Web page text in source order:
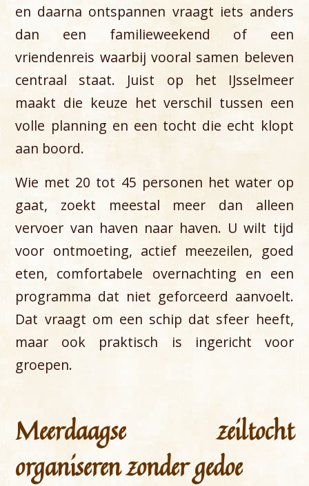
en daarna ontspannen vraagt iets anders
dan een familieweekend of een
vriendenreis waarbij vooral samen beleven
centraal staat. Juist op het IJsselmeer
maakt die keuze het verschil tussen een
volle planning en een tocht die echt klopt
aan boord.
Wie met 20 tot 45 personen het water op
gaat, zoekt meestal meer dan alleen
vervoer van haven naar haven. U wilt tijd
voor ontmoeting, actief meezeilen, goed
eten, comfortabele overnachting en een
programma dat niet geforceerd aanvoelt.
Dat vraagt om een schip dat sfeer heeft,
maar ook praktisch is ingericht voor
groepen.
Meerdaagse zeiltocht
organiseren zonder gedoe